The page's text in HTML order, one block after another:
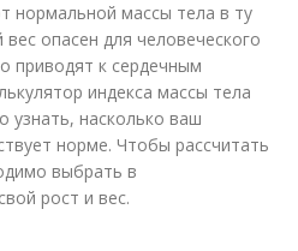
нормальной массы тела в ту
опасен для человеческого
приводят к сердечным
индекса массы тела
узнать, насколько ваш
норме. Чтобы рассчитать
выбрать в
рост и вес.